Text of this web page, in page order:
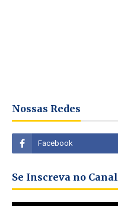
Nossas Redes
Se Inscreva no Canal